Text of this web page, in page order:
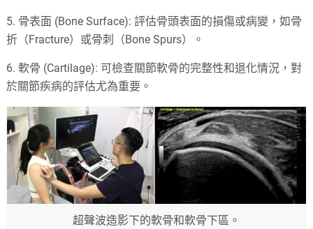
5. 骨表面 (Bone Surface): 評估骨頭表面的損傷或病變，如骨
折（Fracture）或骨刺（Bone Spurs）。
6. 軟骨 (Cartilage): 可檢查關節軟骨的完整性和退化情況，對
於關節疾病的評估尤為重要。
超聲波造影下的軟骨和軟骨下區。